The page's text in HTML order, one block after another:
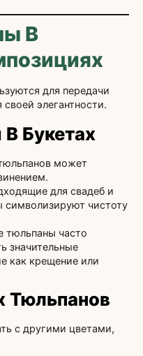
В
для передачи
элегантности.
Букетах
может
для свадеб и
чистоту
тюльпаны часто
значительные
как крещение или
Тюльпанов
с другими цветами,